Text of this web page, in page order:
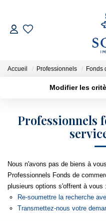
Qui
Accueil Professionnels Fonds
Modifier les
Type de bien
Créer une alerte
Professionnels
Nous n'avons pas de biens à
Professionnels Fonds de
plusieurs options s'offrent à vous :
Re-soumettre la recherche
Transmettez-nous votre